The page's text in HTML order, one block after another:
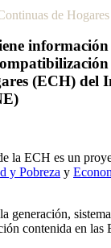
de
(ECH) del
la ECH es un
y Pobreza y
generación,
contenida en las